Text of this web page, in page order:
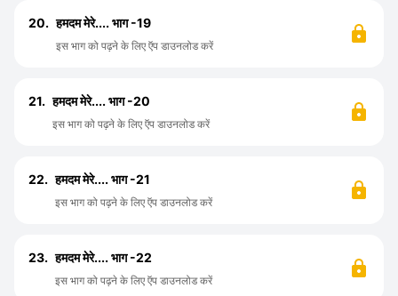
20. हमदम मेरे.... भाग -19
इस भाग को पढ़ने के लिए ऍप डाउनलोड करें
21. हमदम मेरे.... भाग -20
इस भाग को पढ़ने के लिए ऍप डाउनलोड करें
22. हमदम मेरे.... भाग -21
इस भाग को पढ़ने के लिए ऍप डाउनलोड करें
23. हमदम मेरे.... भाग -22
इस भाग को पढ़ने के लिए ऍप डाउनलोड करें